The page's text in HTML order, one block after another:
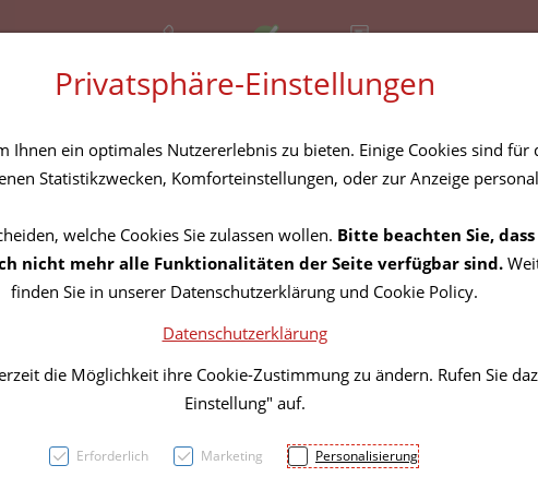
+43 (01) 3683167 Offen Rezept-Anfrage
16,91 EUR
Privatsphäre-Einstellungen
Ihnen ein optimales Nutzererlebnis zu bieten. Einige Cookies sind für
Statistikzwecken, Komforteinstellungen, oder zur Anzeige
welche Cookies Sie zulassen wollen. Bitte beachten Sie,
nicht mehr alle Funktionalitäten der Seite verfügbar sind.
finden Sie in unserer Datenschutzerklärung und Cookie Policy.
Datenschutzerklärung
die Möglichkeit ihre Cookie-Zustimmung zu ändern. Rufen Sie
Einstellung" auf.
Erforderlich Marketing Personalisierung